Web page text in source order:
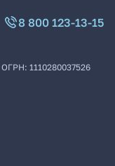
8 800 123-13-15
ОГРН: 1110280037526